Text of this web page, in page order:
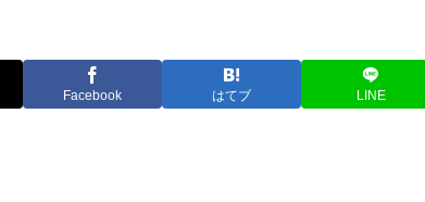
Facebook はてブ LINE